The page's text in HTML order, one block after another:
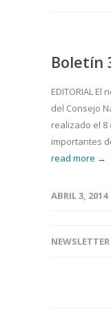
Boletín
EDITORIAL
del Consejo
realizado el 8
importantes
read more →
ABRIL 3, 2014